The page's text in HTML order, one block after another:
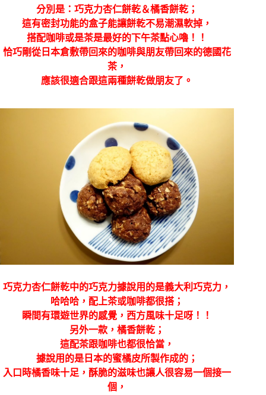
分別是：巧克力杏仁餅乾＆橘香餅乾；
這有密封功能的盒子能讓餅乾不易潮濕軟掉，
搭配咖啡或是茶是最好的下午茶點心嚕！！
恰巧剛從日本倉敷帶回來的咖啡與朋友帶回來的德國花
茶，
應該很適合跟這兩種餅乾做朋友了。
巧克力杏仁餅乾中的巧克力據說用的是義大利巧克力，
哈哈哈，配上茶或咖啡都很搭；
瞬間有環遊世界的感覺，西方風味十足呀！！
另外一款，橘香餅乾；
這配茶跟咖啡也都很恰當，
據說用的是日本的蜜橘皮所製作成的；
入口時橘香味十足，酥脆的滋味也讓人很容易一個接一
個，